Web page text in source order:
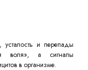
и перепады
воля», а сигналы
в организме.